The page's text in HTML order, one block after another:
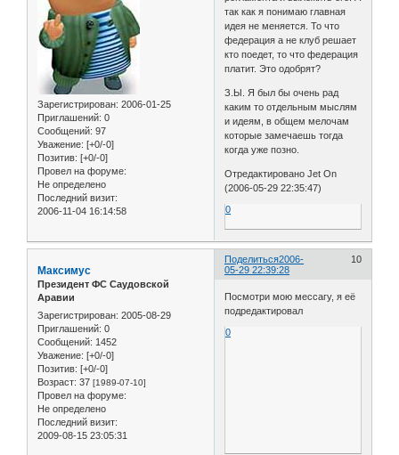
Зарегистрирован: 2006-01-25
Приглашений: 0
Сообщений: 97
Уважение: [+0/-0]
Позитив: [+0/-0]
Провел на форуме:
Не определено
Последний визит:
2006-11-04 16:14:58
так как я понимаю главная
идея не меняется. То что
федерация а не клуб решает
кто поедет, то что федерация
платит. Это одобрят?
З.Ы. Я был бы очень рад
каким то отдельным мыслям
и идеям, в общем мелочам
которые замечаешь тогда
когда уже позно.
Отредактировано Jet On
(2006-05-29 22:35:47)
0
Поделиться 10
2006-
05-29 22:39:28
Максимус
Президент ФС Саудовской
Аравии
Зарегистрирован: 2005-08-29
Приглашений: 0
Сообщений: 1452
Уважение: [+0/-0]
Позитив: [+0/-0]
Возраст: 37 [1989-07-10]
Провел на форуме:
Не определено
Последний визит:
2009-08-15 23:05:31
Посмотри мою мессагу, я её
подредактировал
0